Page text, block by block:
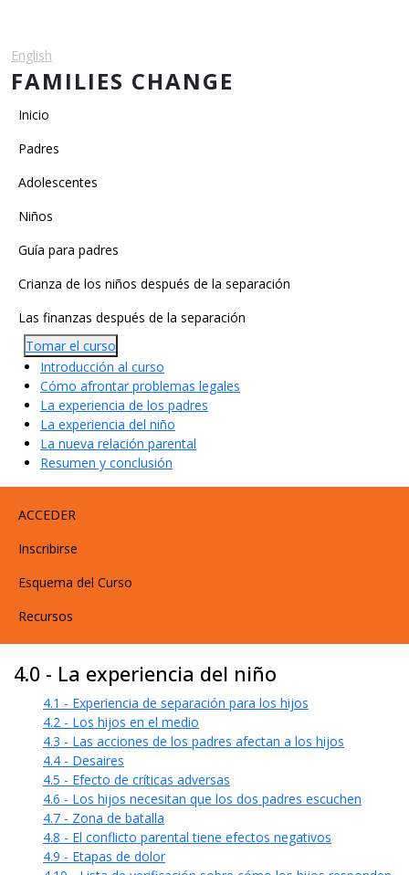
English
FAMILIES CHANGE
Main navigation
Inicio
Padres
Adolescentes
Niños
Main Categories
Guía para padres
Crianza de los niños después de la separación
Las finanzas después de la separación
Tomar el curso
Introducción al curso
Cómo afrontar problemas legales
La experiencia de los padres
La experiencia del niño
La nueva relación parental
Resumen y conclusión
User account menu
ACCEDER
Inscribirse
Esquema del Curso
Recursos
4.0 - La experiencia del niño
4.1 - Experiencia de separación para los hijos
4.2 - Los hijos en el medio
4.3 - Las acciones de los padres afectan a los hijos
4.4 - Desaires
4.5 - Efecto de críticas adversas
4.6 - Los hijos necesitan que los dos padres escuchen
4.7 - Zona de batalla
4.8 - El conflicto parental tiene efectos negativos
4.9 - Etapas de dolor